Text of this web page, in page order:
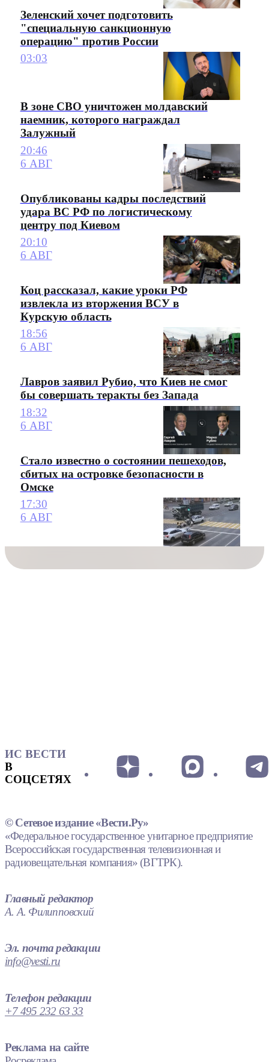
Зеленский хочет подготовить
"специальную санкционную
операцию" против России
03:03
В зоне СВО уничтожен молдавский
наемник, которого награждал
Залужный
20:46
6 АВГ
Опубликованы кадры последствий
удара ВС РФ по логистическому
центру под Киевом
20:10
6 АВГ
Коц рассказал, какие уроки РФ
извлекла из вторжения ВСУ в
Курскую область
18:56
6 АВГ
Лавров заявил Рубио, что Киев не смог
бы совершать теракты без Запада
18:32
6 АВГ
Стало известно о состоянии пешеходов,
сбитых на островке безопасности в
Омске
17:30
6 АВГ
ИС ВЕСТИ
В
СОЦСЕТЯХ
© Сетевое издание «Вести.Ру»
«Федеральное государственное унитарное предприятие
Всероссийская государственная телевизионная и
радиовещательная компания» (ВГТРК).
Главный редактор
А. А. Филипповский
Эл. почта редакции
info@vesti.ru
Телефон редакции
+7 495 232 63 33
Реклама на сайте